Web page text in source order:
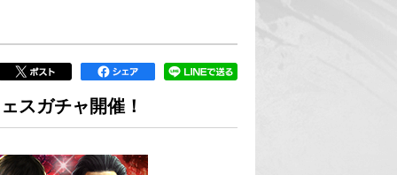
スガチャ開催！